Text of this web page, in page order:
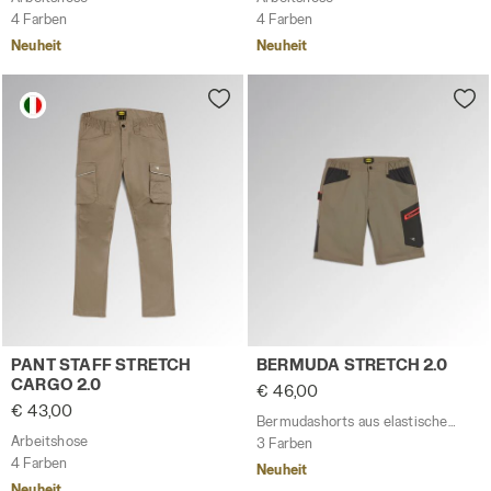
4 Farben
Neuheit
4 Farben
Neuheit
Arbeitshose PANT STAFF STRETCH CARGO 2.0
PANT STAFF STRETCH
CARGO 2.0
€ 43,00
Arbeitshose
4 Farben
Bermudashorts aus
BERMUDA STRETCH 2.0
€ 46,00
3 Farben
Neuheit